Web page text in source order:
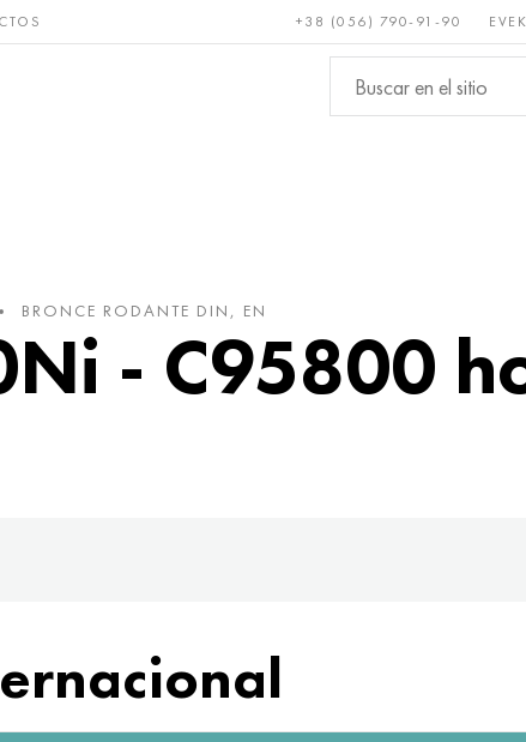
+38 (056) 790-91-90
Bronce, cobre, Metales no
ferrosos
BRONCE RODANTE DIN, EN
- C95800